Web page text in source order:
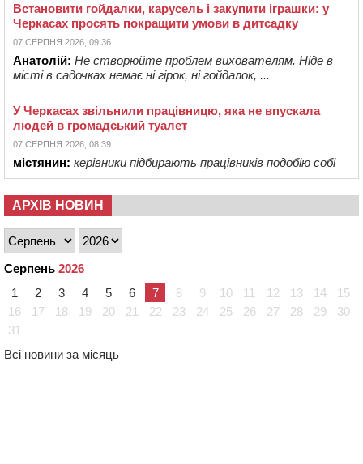
Встановити гойдалки, карусель і закупити іграшки: у
Черкасах просять покращити умови в дитсадку
07 СЕРПНЯ 2026, 09:36
Анатолій: Не створюйте проблем вихователям. Ніде в
місті в садочках немає ні гірок, ні гойдалок, ...
У Черкасах звільнили працівницю, яка не впускала
людей в громадський туалет
07 СЕРПНЯ 2026, 08:39
містянин: керівники підбирають працівників подобію собі
АРХІВ НОВИН
Серпень 2026
1
2 3 4 5 6 7 8 9 10 11 12 13 14
15
16
17 18 19 20 21 22 23 24 25 26 27 28 29
30
31
Всі новини за місяць